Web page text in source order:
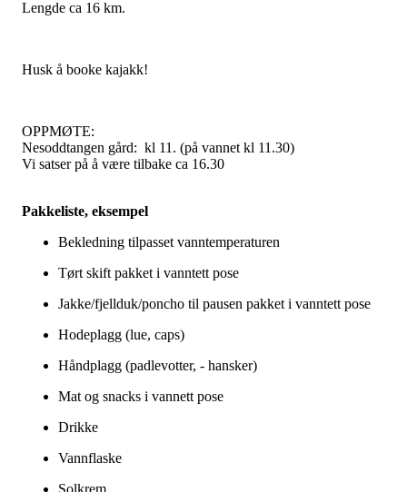
Lengde ca 16 km.
Husk å booke kajakk!
OPPMØTE:
Nesoddtangen gård: kl 11. (på vannet kl 11.30)
Vi satser på å være tilbake ca 16.30
Pakkeliste, eksempel
Bekledning tilpasset vanntemperaturen
Tørt skift pakket i vanntett pose
Jakke/fjellduk/poncho til pausen pakket i vanntett pose
Hodeplagg (lue, caps)
Håndplagg (padlevotter, - hansker)
Mat og snacks i vannett pose
Drikke
Vannflaske
Solkrem